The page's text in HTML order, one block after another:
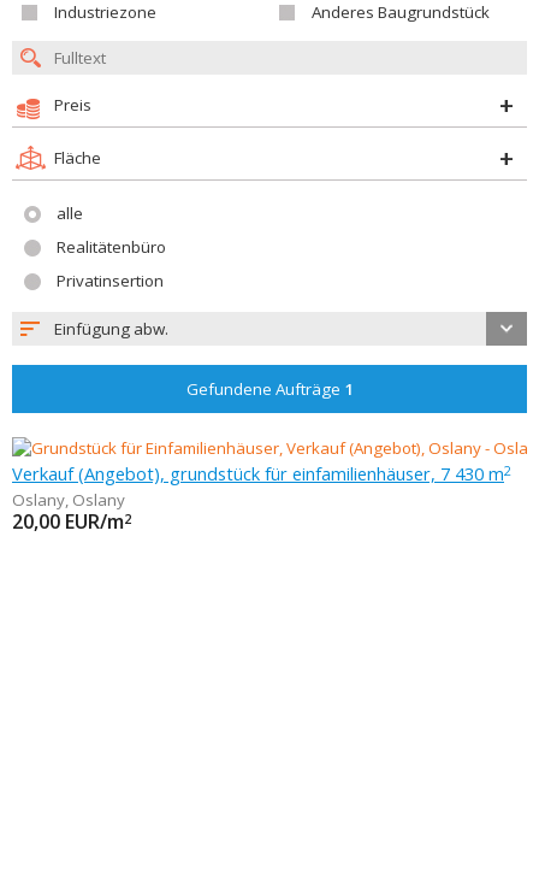
Industriezone
Anderes Baugrundstück
Preis
Fläche
alle
Realitätenbüro
Privatinsertion
Einfügung abw.
Gefundene Aufträge 1
Verkauf (Angebot), grundstück für einfamilienhäuser, 7 430 m2
Oslany, Oslany
20,00 EUR/m2